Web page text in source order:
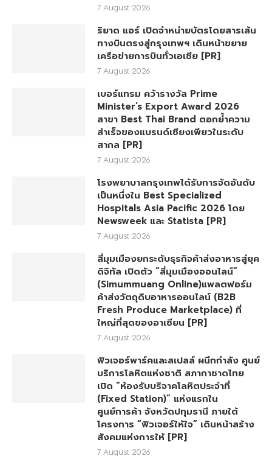
7 August 2026
ริยาด แอร์ เปิดจำหน่ายบัตรโดยสารเส้น
ทางบินตรงสู่กรุงเทพฯ เดินหน้าขยาย
เครือข่ายการบินทั่วเอเชีย [PR]
7 August 2026
เบอร์แทรม คว้ารางวัล Prime
Minister’s Export Award 2026
สาขา Best Thai Brand ตอกย้ำความ
สำเร็จของแบรนด์เซียงเพียวในระดับ
สากล [PR]
7 August 2026
โรงพยาบาลกรุงเทพได้รับการจัดอันดับ
เป็นหนึ่งใน Best Specialized
Hospitals Asia Pacific 2026 โดย
Newsweek และ Statista [PR]
7 August 2026
สี่มุมเมืองยกระดับธุรกิจค้าส่งอาหารสู่ยุค
ดิจิทัล เปิดตัว “สี่มุมเมืองออนไลน์”
(Simummuang Online)แพลตฟอร์ม
ค้าส่งวัตถุดิบอาหารออนไลน์ (B2B
Fresh Produce Marketplace) ที่
ใหญ่ที่สุดของอาเซียน [PR]
7 August 2026
ฟิวเจอร์พาร์คและสเปลล์ ผนึกกำลัง ศูนย์
บริการโลหิตแห่งชาติ สภากาชาดไทย
เปิด “ห้องรับบริจาคโลหิตประจำที่
(Fixed Station)” แห่งแรกใน
ศูนย์การค้า จังหวัดปทุมธานี ภายใต้
โครงการ “ฟิวเจอร์ให้ใจ” เดินหน้าสร้าง
สังคมแห่งการให้ [PR]
7 August 2026